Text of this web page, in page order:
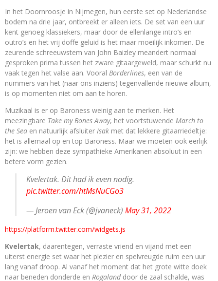
In het Doornroosje in Nijmegen, hun eerste set op Nederlandse
bodem na drie jaar, ontbreekt er alleen iets. De set van een uur
kent genoeg klassiekers, maar door de ellenlange intro’s en
outro’s en het vrij doffe geluid is het maar moeilijk inkomen. De
zeurende schreeuwstem van John Baizley meandert normaal
gesproken prima tussen het zware gitaargeweld, maar schurkt nu
vaak tegen het valse aan. Vooral Borderlines, een van de
nummers van het (naar ons inziens) tegenvallende nieuwe album,
is op momenten niet om aan te horen.
Muzikaal is er op Baroness weinig aan te merken. Het
meezingbare Take my Bones Away, het voortstuwende March to
the Sea en natuurlijk afsluiter Isak met dat lekkere gitaarriedeltje:
het is allemaal op en top Baroness. Maar we moeten ook eerlijk
zijn: we hebben deze sympathieke Amerikanen absoluut in een
betere vorm gezien.
Kvelertak. Dit had ik even nodig.
pic.twitter.com/htMsNuCGo3
— Jeroen van Eck (@jvaneck)May 31, 2022
https://platform.twitter.com/widgets.js
Kvelertak, daarentegen, verraste vriend en vijand met een
uiterst energie set waar het plezier en spelvreugde ruim een uur
lang vanaf droop. Al vanaf het moment dat het grote witte doek
naar beneden donderde en Rogalanddoor de zaal schalde, was